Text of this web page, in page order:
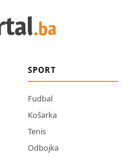
SPORT
Fudbal
Košarka
Tenis
Odbojka